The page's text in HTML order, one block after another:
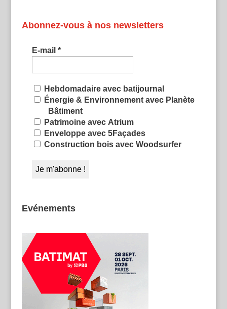
Abonnez-vous à nos newsletters
E-mail *
Hebdomadaire avec batijournal
Énergie & Environnement avec Planète
Bâtiment
Patrimoine avec Atrium
Enveloppe avec 5Façades
Construction bois avec Woodsurfer
Evénements